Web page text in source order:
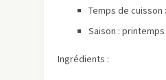
Temps de cuisson
Saison : printemps
Ingrédients :